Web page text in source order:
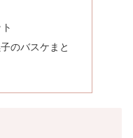
のバスケまと